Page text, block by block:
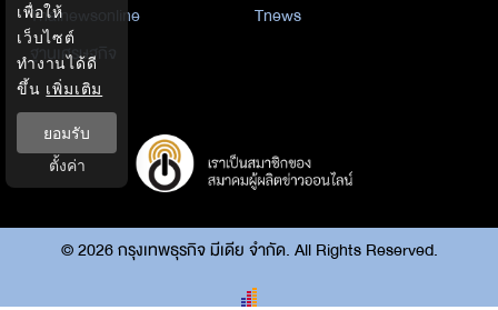
Thainewsonline
Tnews
ฐานเศรษฐกิจ
©2026กรุงเทพธุรกิจ มีเดีย จำกัด. All Rights Reserved.
เพื่อให้
เว็บไซต์
ทำงานได้ดี
ขึ้น เพิ่มเติม
ยอมรับ
ตั้งค่า